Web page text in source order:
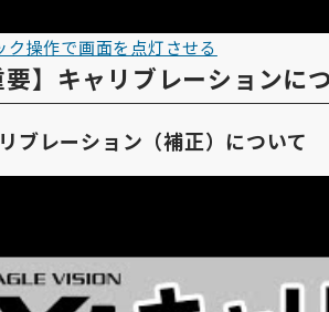
ク操作で画面を点灯させる
要】キャリブレーションに
ブレーション（補正）について